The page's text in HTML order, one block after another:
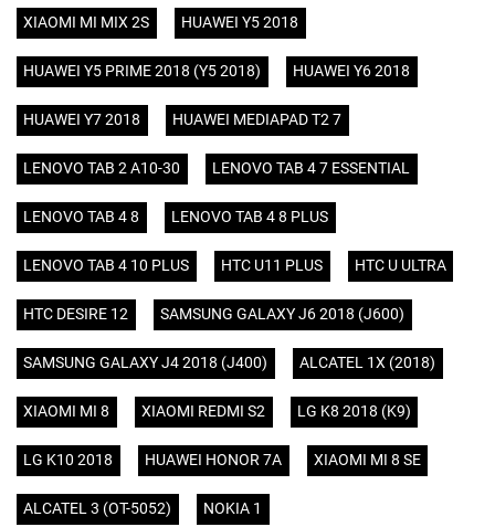
XIAOMI MI MIX 2S HUAWEI Y5 2018
HUAWEI Y5 PRIME 2018 (Y5 2018) HUAWEI Y6 2018
HUAWEI Y7 2018 HUAWEI MEDIAPAD T2 7
LENOVO TAB 2 A10-30 LENOVO TAB 4 7 ESSENTIAL
LENOVO TAB 4 8 LENOVO TAB 4 8 PLUS
LENOVO TAB 4 10 PLUS HTC U11 PLUS HTC U ULTRA
HTC DESIRE 12 SAMSUNG GALAXY J6 2018 (J600)
SAMSUNG GALAXY J4 2018 (J400) ALCATEL 1X (2018)
XIAOMI MI 8 XIAOMI REDMI S2 LG K8 2018 (K9)
LG K10 2018 HUAWEI HONOR 7A XIAOMI MI 8 SE
ALCATEL 3 (OT-5052) NOKIA 1